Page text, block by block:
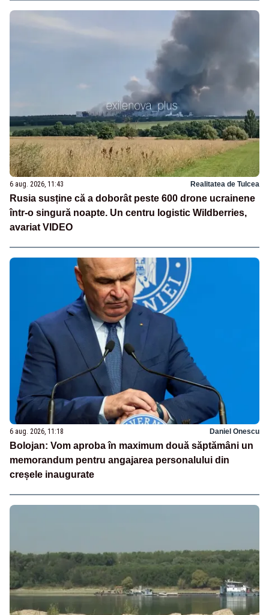
6 aug. 2026, 11:43 Realitatea de Tulcea
Rusia susține că a doborât peste 600 drone ucrainene
într-o singură noapte. Un centru logistic Wildberries,
avariat VIDEO
6 aug. 2026, 11:18 Daniel Onescu
Bolojan: Vom aproba în maximum două săptămâni un
memorandum pentru angajarea personalului din
creșele inaugurate